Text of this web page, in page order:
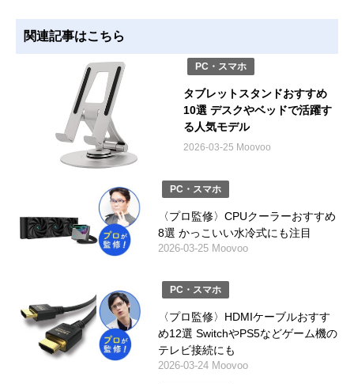
関連記事はこちら
PC・スマホ
タブレットスタンドおすすめ
10選 デスクやベッドで活躍す
る人気モデル
2026-03-25 Moovoo
PC・スマホ
〈プロ監修〉CPUクーラーおすすめ
8選 かっこいい水冷式にも注目
2026-03-25 Moovoo
PC・スマホ
〈プロ監修〉HDMIケーブルおすす
め12選 SwitchやPS5などゲーム機の
テレビ接続にも
2026-03-24 Moovoo